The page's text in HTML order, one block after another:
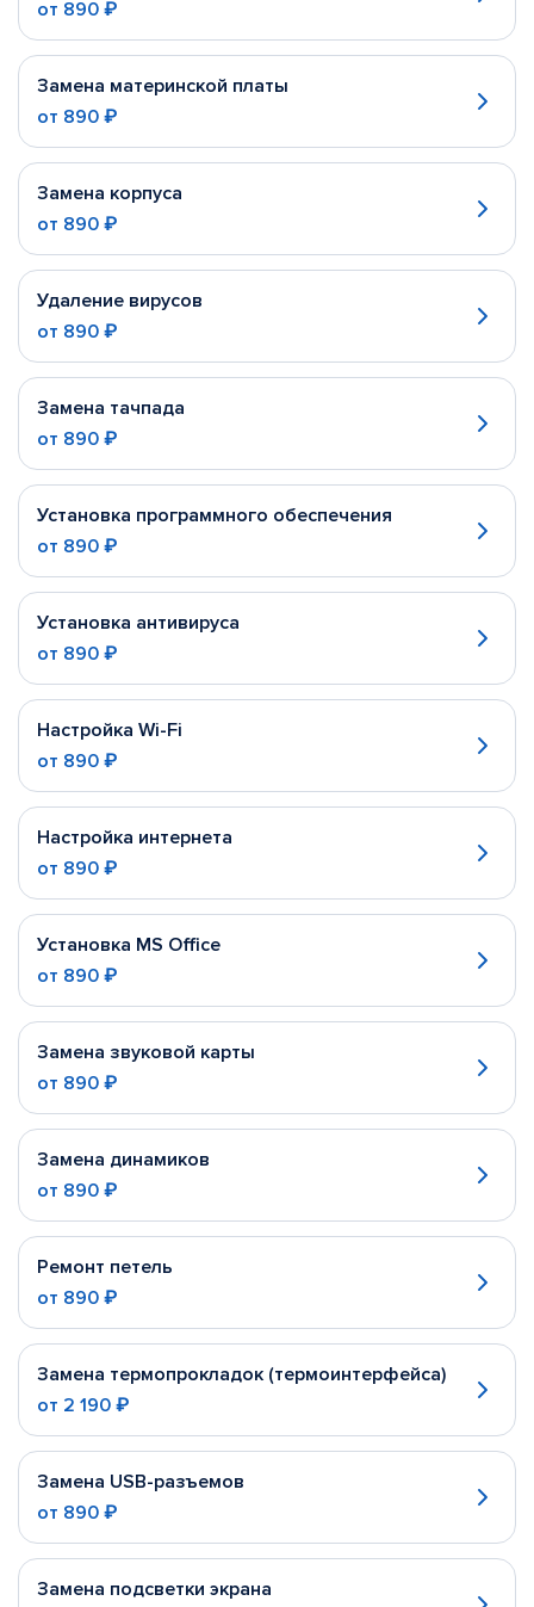
от 890 ₽
Замена материнской платы
от 890 ₽
Замена корпуса
от 890 ₽
Удаление вирусов
от 890 ₽
Замена тачпада
от 890 ₽
Установка программного обеспечения
от 890 ₽
Установка антивируса
от 890 ₽
Настройка Wi-Fi
от 890 ₽
Настройка интернета
от 890 ₽
Установка MS Office
от 890 ₽
Замена звуковой карты
от 890 ₽
Замена динамиков
от 890 ₽
Ремонт петель
от 890 ₽
Замена термопрокладок (термоинтерфейса)
от 2 190 ₽
Замена USB-разъемов
от 890 ₽
Замена подсветки экрана